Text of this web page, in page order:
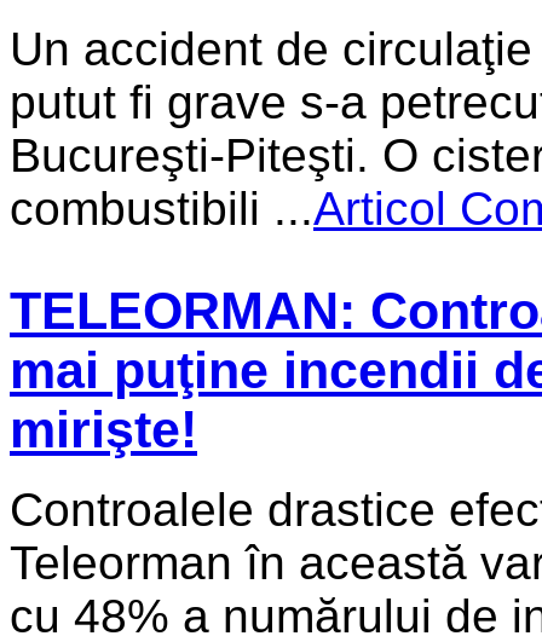
Un accident de
putut fi grave s-a
Bucureşti-Piteşti. O
combustibili ...Articol
TELEORMAN:
mai puţine incendii
mirişte!
Controalele drastice
Teleorman în această
cu 48% a numărului de